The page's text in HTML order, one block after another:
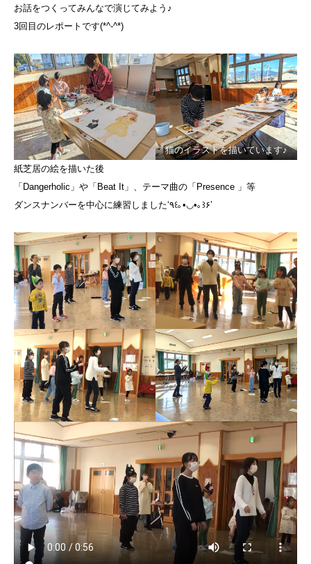
お話をつくってみんなで演じてみよう♪
3回目のレポートです(*^-^*)
猫のイラストを描いています♪
紙芝居の絵を描いた後
「Dangerholic」や「Beat It」、テーマ曲の「Presence 」等
ダンスナンバーを中心に練習しました‘٩꒰｡•◡•｡꒱۶’